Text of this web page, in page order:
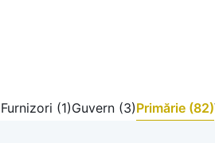
Furnizori (1)Guvern (3)Primărie (82)